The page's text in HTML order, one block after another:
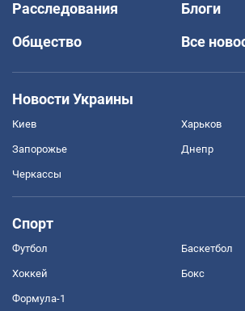
Расследования
Блоги
Общество
Все
Новости Украины
Киев Харьков
Запорожье Днепр
Черкассы
Спорт
Футбол Баскетбол
Хоккей Бокс
Формула-1